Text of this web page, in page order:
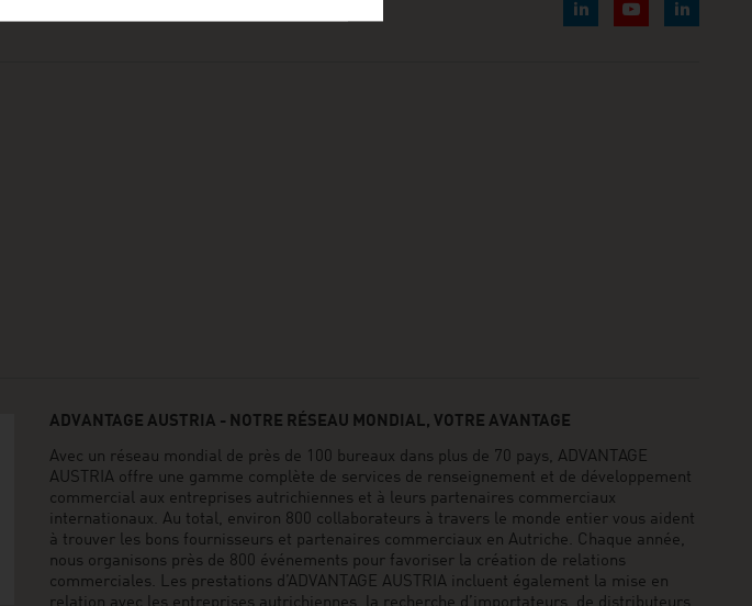
ADVANTAGE AUSTRIA - NOTRE RÉSEAU MONDIAL, VOTRE AVANTAGE
Avec un réseau mondial de près de 100 bureaux dans plus de 70 pays, ADVANTAGE
AUSTRIA offre une gamme complète de services de renseignement et de développement
commercial aux entreprises autrichiennes et à leurs partenaires commerciaux
internationaux. Au total, environ 800 collaborateurs à travers le monde entier vous aident
à trouver les bons fournisseurs et partenaires commerciaux en Autriche. Chaque année,
nous organisons près de 800 événements pour favoriser la création de relations
commerciales. Les prestations d’ADVANTAGE AUSTRIA incluent également la mise en